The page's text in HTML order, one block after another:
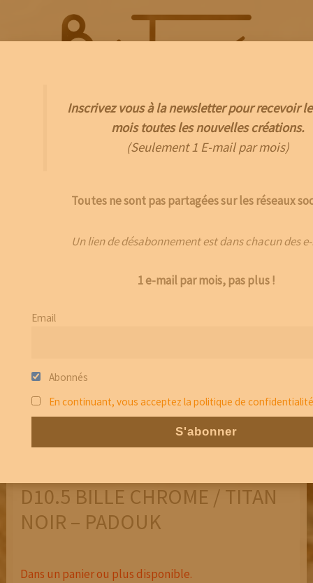
D10.5 BILLE CHROME / TITAN
NOIR – PADOUK
Dans un panier ou plus disponible.
Inscrivez vous à la newsletter pour recevoir
mois toutes les nouvelles créations.
(Seulement 1 E-mail par mois)
Toutes ne sont pas partagées sur les réseaux
Un lien de désabonnement est dans chacun des
1 e-mail par mois, pas plus !
Email
Abonnés
En continuant, vous acceptez la politique de confidentialité